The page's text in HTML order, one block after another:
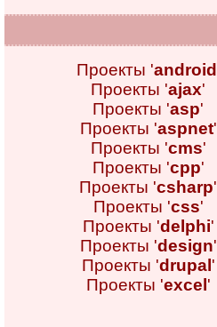
Проекты 'android
Проекты 'ajax'
Проекты 'asp'
Проекты 'aspnet'
Проекты 'cms'
Проекты 'cpp'
Проекты 'csharp'
Проекты 'css'
Проекты 'delphi'
Проекты 'design'
Проекты 'drupal '
Проекты 'excel '